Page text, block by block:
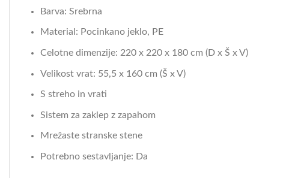
Barva: Srebrna
Material: Pocinkano jeklo, PE
Celotne dimenzije: 220 x 220 x 180 cm (D x Š x V)
Velikost vrat: 55,5 x 160 cm (Š x V)
S streho in vrati
Sistem za zaklep z zapahom
Mrežaste stranske stene
Potrebno sestavljanje: Da